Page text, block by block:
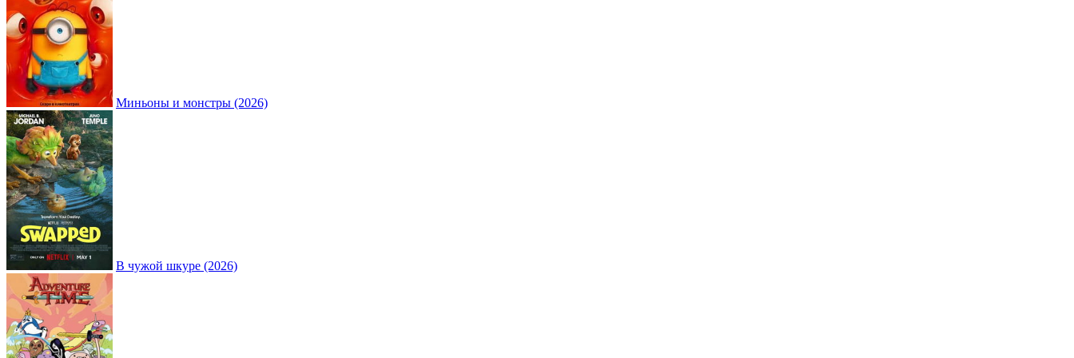
Миньоны и монстры (2026)
В чужой шкуре (2026)